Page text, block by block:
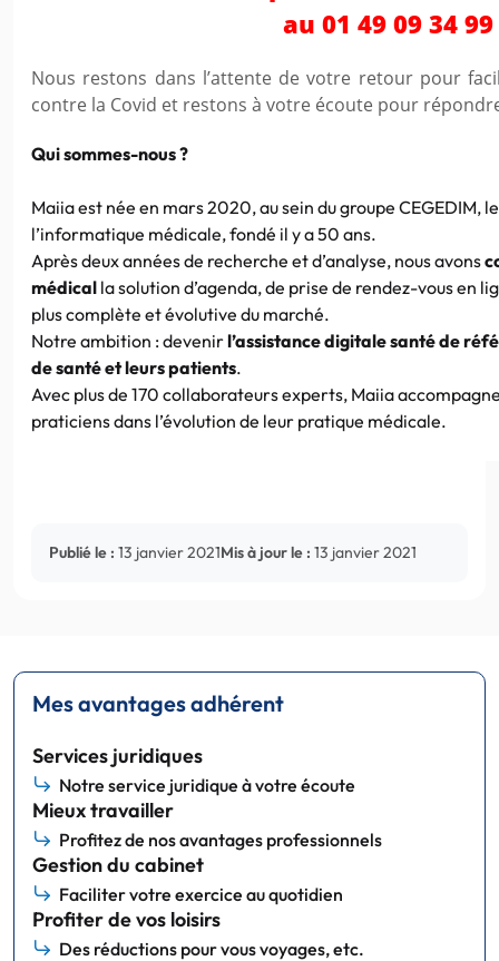
au 01 49 09 34 99
Nous restons dans l’attente de votre retour pour
contre la Covid et restons à votre écoute pour
Qui sommes-nous ?
Maiia est née en mars 2020, au sein du groupe CEGEDIM,
l’informatique médicale, fondé il y a 50 ans.
Après deux années de recherche et d’analyse, nous avons
médical la solution d’agenda, de prise de rendez-vous en
plus complète et évolutive du marché.
Notre ambition : devenirl’assistance digitale santé de
de santé et leurs patients.
Avec plus de 170 collaborateurs experts, Maiia
praticiens dans l’évolution de leur pratique médicale.
Publié le : 13 janvier 2021Mis à jour le : 13 janvier 2021
Mes avantages adhérent
Services juridiques
Notre service juridique à votre écoute
Mieux travailler
Profitez de nos avantages professionnels
Gestion du cabinet
Faciliter votre exercice au quotidien
Profiter de vos loisirs
Des réductions pour vous voyages, etc.